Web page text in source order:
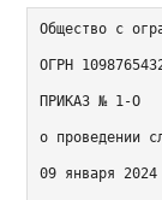
Общество с
ОГРН
ПРИКАЗ № 1-О
о проведении
09 января 2024